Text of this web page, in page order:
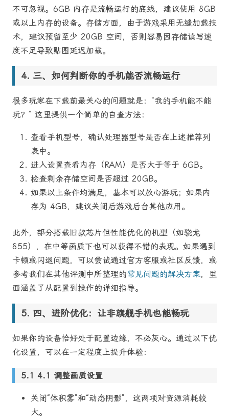
不可忽视。6GB 内存是流畅运行的底线，建议使用 8GB
或以上内存的设备。存储方面，由于游戏采用无缝加载技
术，建议预留至少 20GB 空间，否则容易因存储读写速
度不足导致贴图延迟加载。
三、如何判断你的手机能否流畅运行
很多玩家在下载前最关心的问题就是：“我的手机能不能
玩？” 这里提供一个简单的自查方法：
查看手机型号，确认处理器型号是否在上述推荐列
表中。
进入设置查看内存（RAM）是否大于等于 6GB。
检查剩余存储空间是否超过 20GB。
如果以上条件均满足，基本可以放心游玩；如果内
存为 4GB，建议关闭后游戏后台其他应用。
此外，部分搭载旧款芯片但性能优化的机型（如骁龙
855），在中等画质下也可以获得不错的表现。如果遇到
卡顿或闪退问题，可以尝试通过官方客服或社区反馈，或
参考我们在其他评测中所整理的常见问题的解决方案，里
面涵盖了从配置到操作的详细指导。
四、进阶优化：让非旗舰手机也能畅玩
如果你的设备恰好处于配置边缘，不必灰心。通过以下优
化设置，可以在一定程度上提升体验：
4.1 调整画质设置
关闭“体积雾”和“动态阴影”，这两项对资源消耗较
大。